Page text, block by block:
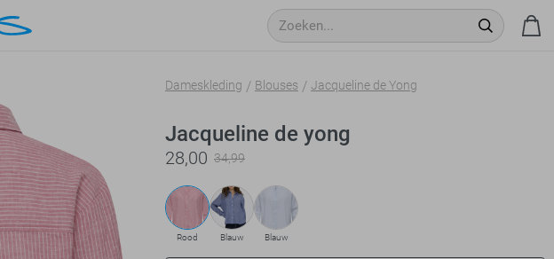
Dameskleding Blouses Jacqueline de Yong
Jacqueline de yong
28,00 34,99
Rood Blauw Blauw